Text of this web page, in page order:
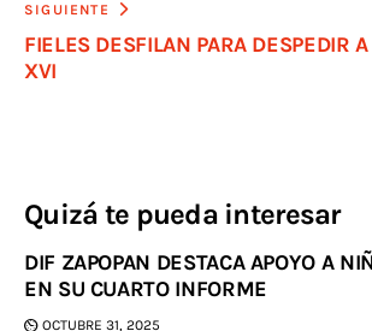
SIGUIENTE
FIELES DESFILAN PARA DESPEDIR
XVI
Quizá te pueda interesar
DIF ZAPOPAN DESTACA APOYO A
EN SU CUARTO INFORME
OCTUBRE 31, 2025